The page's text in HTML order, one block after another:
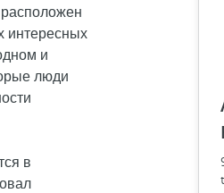
интересных
и
люди
в